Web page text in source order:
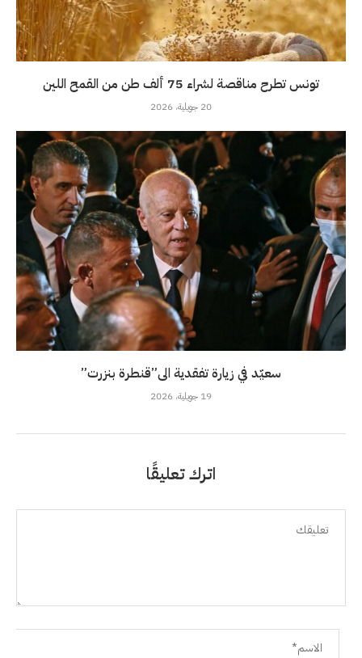
تونس تطرح مناقصة لشراء 75 ألف طن من القمح اللين
20 جويلية، 2026
سعيّد في زيارة تفقدية الى”قنطرة بنزرت”
19 جويلية، 2026
اترك تعليقًا